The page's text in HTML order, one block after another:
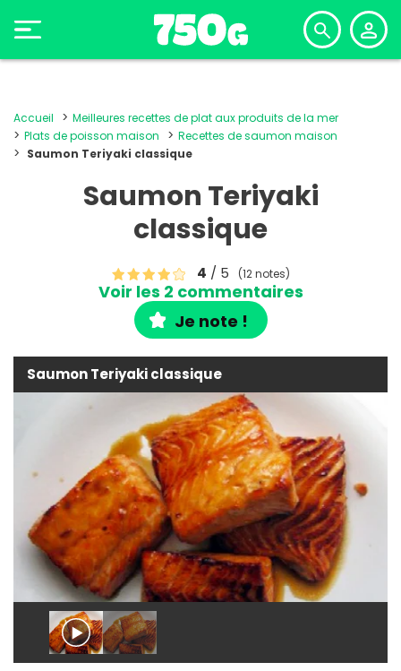
Accueil
Meilleures recettes de plat aux produits de la mer
Plats de poisson maison
Recettes de saumon maison
Saumon Teriyaki classique
Saumon Teriyaki
classique
4 / 5 (12 notes)
Voir les 2 commentaires
Je note !
Saumon Teriyaki classique